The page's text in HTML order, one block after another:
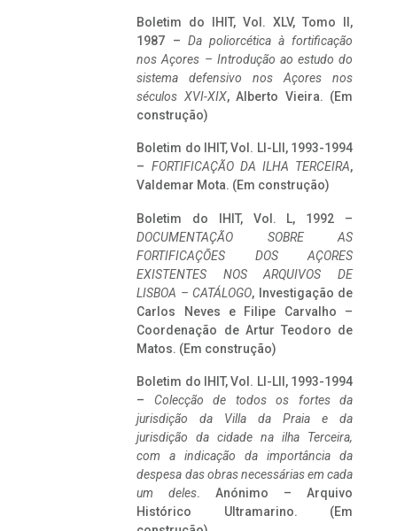
Boletim do IHIT, Vol. XLV, Tomo II,
1987 – Da poliorcética à fortificação
nos Açores – Introdução ao estudo do
sistema defensivo nos Açores nos
séculos XVI-XIX, Alberto Vieira. (Em
construção)
Boletim do IHIT, Vol. LI-LII, 1993-1994
– FORTIFICAÇÃO DA ILHA TERCEIRA,
Valdemar Mota. (Em construção)
Boletim do IHIT, Vol. L, 1992 –
DOCUMENTAÇÃO SOBRE AS
FORTIFICAÇÕES DOS AÇORES
EXISTENTES NOS ARQUIVOS DE
LISBOA – CATÁLOGO, Investigação de
Carlos Neves e Filipe Carvalho –
Coordenação de Artur Teodoro de
Matos. (Em construção)
Boletim do IHIT, Vol. LI-LII, 1993-1994
– Colecção de todos os fortes da
jurisdição da Villa da Praia e da
jurisdição da cidade na ilha Terceira,
com a indicação da importância da
despesa das obras necessárias em cada
um deles. Anónimo – Arquivo
Histórico Ultramarino. (Em